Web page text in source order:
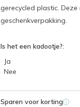
gerecycled plastic.
geschenkverpakking.
Is het een kadootje?:
Ja
Nee
Sparen voor korting i